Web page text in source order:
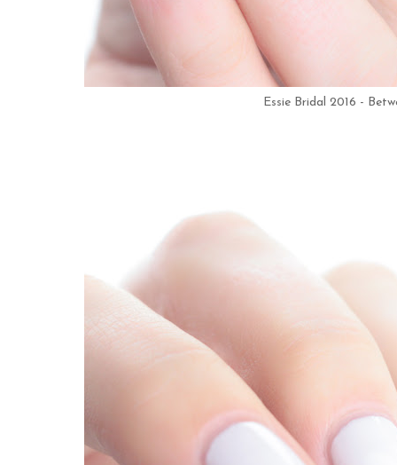
Essie Bridal 2016 -